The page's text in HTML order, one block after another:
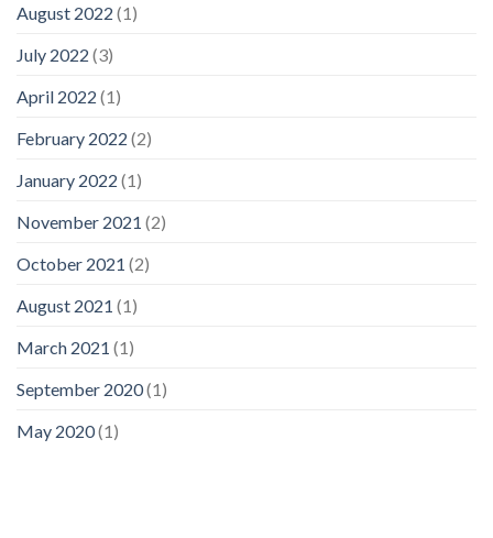
August 2022 (1)
July 2022 (3)
April 2022 (1)
February 2022 (2)
January 2022 (1)
November 2021 (2)
October 2021 (2)
August 2021 (1)
March 2021 (1)
September 2020(1)
May 2020(1)